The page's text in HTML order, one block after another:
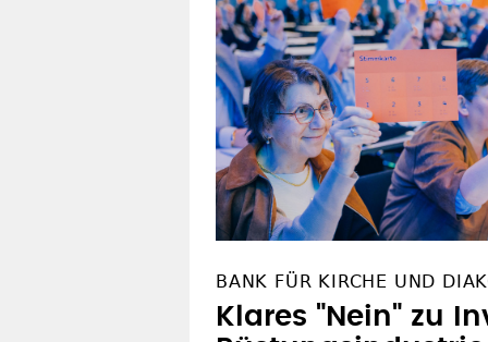
BANK FÜR KIRCHE UND
Klares "Nein" zu